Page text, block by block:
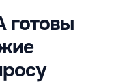
готовы